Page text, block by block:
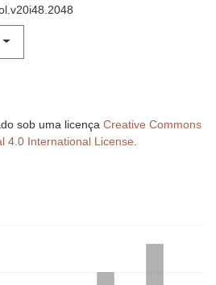
sob uma licença Creative Commons
4.0 International License.